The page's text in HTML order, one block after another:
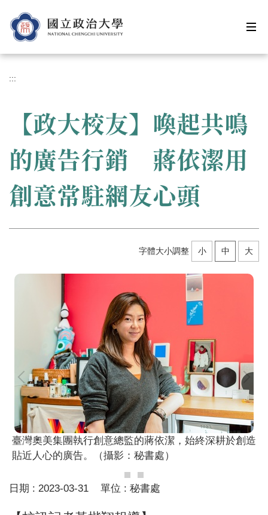
到
主
內
區
:::
【政大校友】喚起共鳴
的廣告行銷 蔣依潔用
創意常駐網友心頭
字體大小調整 小 中 大
臺灣奧美集團執行創意總監的蔣依潔，始終深耕於創造
貼近人心的廣告。（攝影：秘書處）
日期 : 2023-03-31 單位 : 秘書處